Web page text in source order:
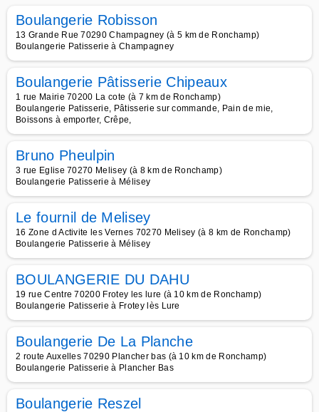
Boulangerie Robisson
13 Grande Rue 70290 Champagney (à 5 km de Ronchamp)
Boulangerie Patisserie à Champagney
Boulangerie Pâtisserie Chipeaux
1 rue Mairie 70200 La cote (à 7 km de Ronchamp)
Boulangerie Patisserie, Pâtisserie sur commande, Pain de mie,
Boissons à emporter, Crêpe,
Bruno Pheulpin
3 rue Eglise 70270 Melisey (à 8 km de Ronchamp)
Boulangerie Patisserie à Mélisey
Le fournil de Melisey
16 Zone d Activite les Vernes 70270 Melisey (à 8 km de Ronchamp)
Boulangerie Patisserie à Mélisey
BOULANGERIE DU DAHU
19 rue Centre 70200 Frotey les lure (à 10 km de Ronchamp)
Boulangerie Patisserie à Frotey lès Lure
Boulangerie De La Planche
2 route Auxelles 70290 Plancher bas (à 10 km de Ronchamp)
Boulangerie Patisserie à Plancher Bas
Boulangerie Reszel